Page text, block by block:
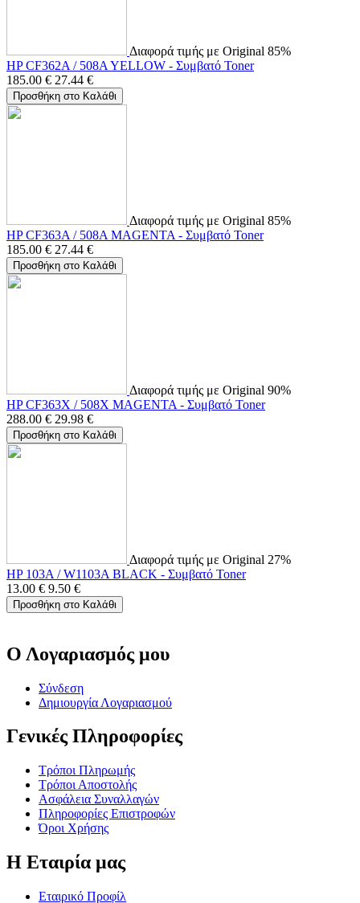
Διαφορά τιμής με Original 85%
HP CF362A / 508A YELLOW - Συμβατό Toner
185.00 € 27.44 €
Προσθήκη στο Καλάθι
Διαφορά τιμής με Original 85%
HP CF363A / 508A MAGENTA - Συμβατό Toner
185.00 € 27.44 €
Προσθήκη στο Καλάθι
Διαφορά τιμής με Original 90%
HP CF363X / 508X MAGENTA - Συμβατό Toner
288.00 € 29.98 €
Προσθήκη στο Καλάθι
Διαφορά τιμής με Original 27%
HP 103A / W1103A BLACK - Συμβατό Toner
13.00 € 9.50 €
Προσθήκη στο Καλάθι
Ο Λογαριασμός μου
Σύνδεση
Δημιουργία Λογαριασμού
Γενικές Πληροφορίες
Τρόποι Πληρωμής
Τρόποι Αποστολής
Ασφάλεια Συναλλαγών
Πληροφορίες Επιστροφών
Όροι Χρήσης
Η Εταιρία μας
Εταιρικό Προφίλ